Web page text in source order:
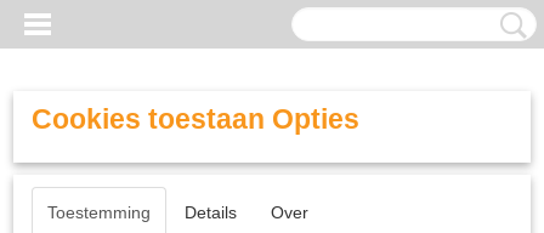
Cookies toestaan Opties
Toestemming Details Over